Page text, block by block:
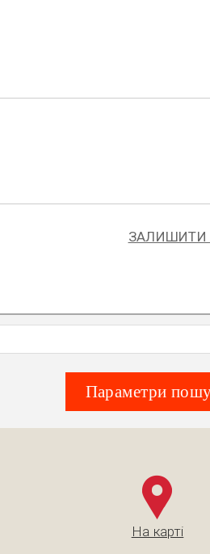
ЗАЛИШИТИ
Параметри
На карті